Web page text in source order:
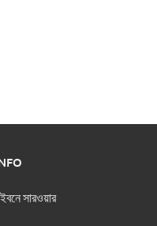
সারওয়ার